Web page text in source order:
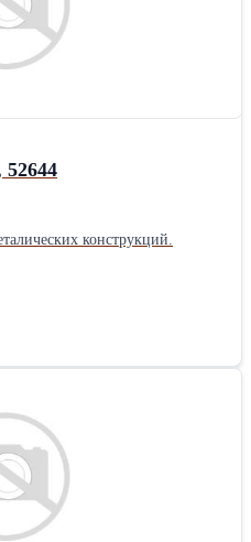
косметологии для удаления
папиллом.
конструкций.